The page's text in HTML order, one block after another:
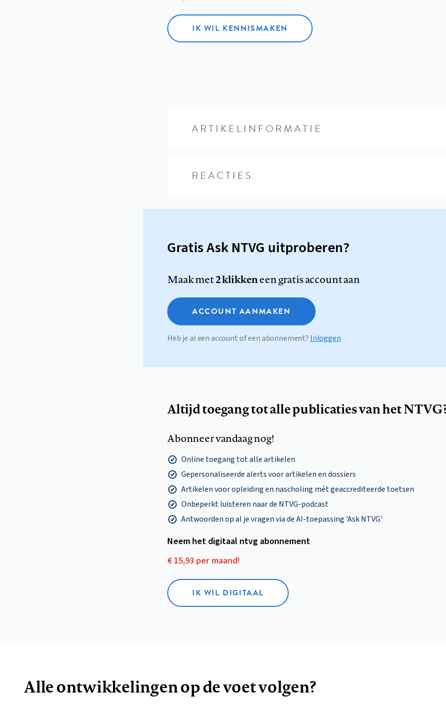
IK WIL KENNISMAKEN
ARTIKELINFORMATIE
REACTIES
Gratis Ask NTVG uitproberen?
Maak met2 klikkeneen gratis account aan
ACCOUNT AANMAKEN
Heb je al een account of een abonnement? Inloggen
Altijd toegang tot alle publicaties van het
Abonneer vandaag nog!
Online toegang tot alle artikelen
Gepersonaliseerde alerts voor artikelen en dossiers
Artikelen voor opleiding en nascholing mét geaccrediteerde toetsen
Onbeperkt luisteren naar de NTVG-podcast
Antwoorden op al je vragen via de AI-toepassing 'Ask NTVG'
Neem het digitaal ntvg abonnement
€ 15,93 per maand!
IK WIL DIGITAAL
Alle ontwikkelingen op de voet volgen?